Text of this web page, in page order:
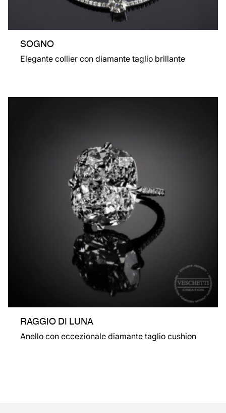
SOGNO
Elegante collier con diamante taglio brillante
RAGGIO DI LUNA
Anello con eccezionale diamante taglio cushion